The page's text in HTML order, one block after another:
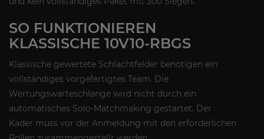
SO FUNKTIONIEREN
KLASSISCHE 10V10-RBGS
Klassische gewertete Schlachtfelder benötigen ein
vollständiges vorgefertigtes Team. Die
Wertungswarteschlange wird nicht durch ein
automatisches Solo-Matchmaking gestartet. Der
Kader muss vor der Anmeldung mit den erforderlichen